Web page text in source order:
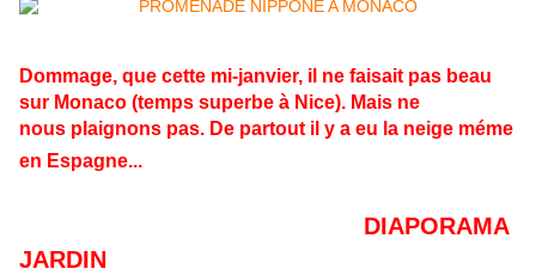
Dommage, que cette mi-janvier, il ne faisait pas beau
sur Monaco (temps superbe à Nice). Mais ne
nous plaignons pas. De partout il y a eu la neige méme
en Espagne...
DIAPORAMA
JARDIN